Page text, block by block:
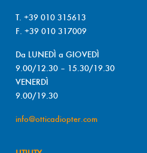
T. +39 010 315613
F. +39 010 317009
Da LUNEDÌ a GIOVEDÌ
9.00/12.30 – 15.30/19.30
VENERDÌ
9.00/19.30
info@otticadiopter.com